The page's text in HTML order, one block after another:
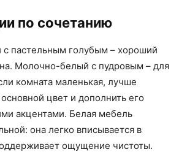
по сочетанию
с пастельным голубым – хороший
Молочно-белый с пудровым – для
комната маленькая, лучше
цвет и дополнить его
акцентами. Белая мебель
она легко вписывается в
ощущение чистоты.